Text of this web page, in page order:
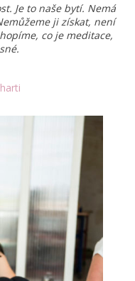
Je to naše bytí. Nemá
ji získat, není
co je meditace,